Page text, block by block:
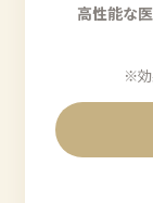
高性能な
※効